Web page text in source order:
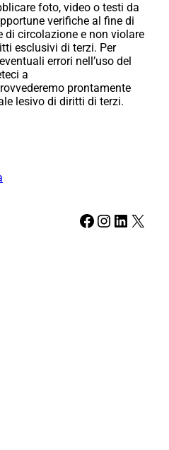
foto, video o testi da
verifiche al fine di
di circolazione e non violare
esclusivi di terzi. Per
errori nell’uso del
a
prontamente
lesivo di diritti di terzi.
Facebook Instagram LinkedIn X